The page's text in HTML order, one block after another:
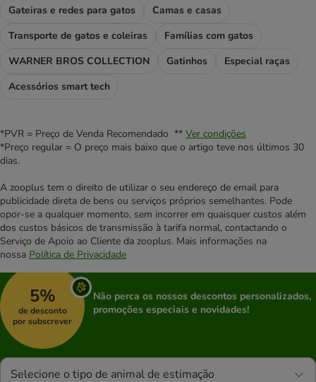
Gateiras e redes para gatos
Camas e casas
Transporte de gatos e coleiras
Famílias com gatos
WARNER BROS COLLECTION
Gatinhos
Especial raças
Acessórios smart tech
*PVR = Preço de Venda Recomendado ** Ver condições
*Preço regular = O preço mais baixo que o artigo teve nos últimos 30
dias.
A zooplus tem o direito de utilizar o seu endereço de email para
publicidade direta de bens ou serviços próprios semelhantes. Pode
opor-se a qualquer momento, sem incorrer em quaisquer custos além
dos custos básicos de transmissão à tarifa normal, contactando o
Serviço de Apoio ao Cliente da zooplus. Mais informações na
nossa Política de Privacidade
5%
de desconto
por subscrever
Não perca os nossos descontos personalizados,
promoções especiais e novidades!
Selecione o tipo de animal de estimação